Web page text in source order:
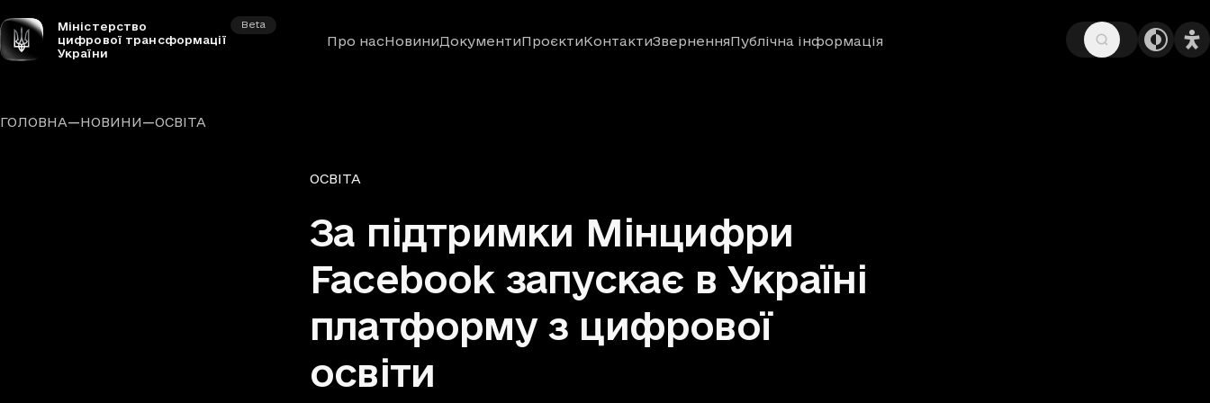
Міністерство
цифрової трансформації
України
Beta
Про насНовиниДокументиПроєктиКонтактиЗверненняПублічна інформація
ГОЛОВНА—НОВИНИ—ОСВІТА
Рубрики
ОСВІТА
За підтримки Мінцифри
Facebook запускає в Україні
платформу з цифрової
освіти